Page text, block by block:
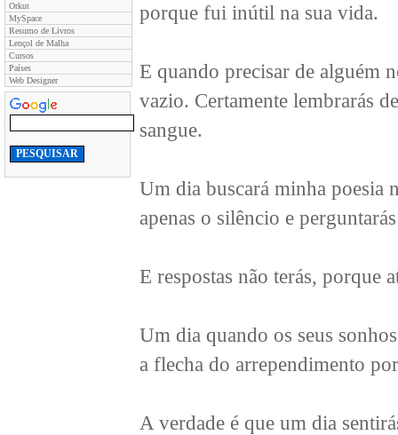
Orkut
MySpace
Resumo de Livros
Lençol de Malha
Cursos
Países
Web Designer
porque fui inútil na sua vida.
E quando precisar de alguém
vazio. Certamente lembrarás
sangue.
Um dia buscará minha poesia
apenas o silêncio e
E respostas não terás, porque
Um dia quando os seus
a flecha do arrependimento
A verdade é que um dia